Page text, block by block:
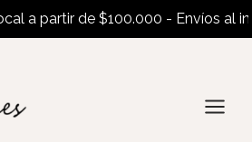
partir de $100.000 - Envíos al